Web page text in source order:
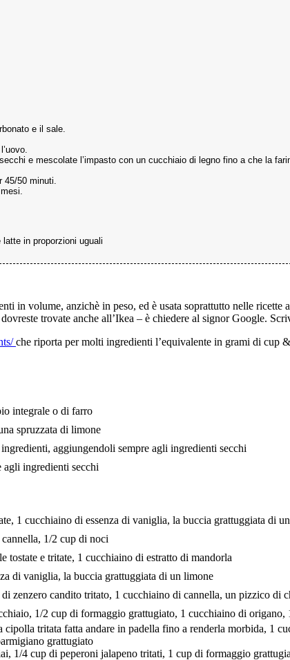
e il sale.
e mescolate l’impasto con un cucchiaio di legno fino a che la
50 minuti.
in proporzioni uguali
in volume, anzichè in peso, ed è usata soprattutto nelle
trovate anche all’Ikea – è chiedere al signor Google.
che riporta per molti ingredienti l’equivalente in grami di cup
integrale o di farro
spruzzata di limone
aggiungendoli sempre agli ingredienti secchi
agli ingredienti secchi
1 cucchiaino di essenza di vaniglia, la buccia grattuggiata di
1/2 cup di noci
tostate e tritate, 1 cucchiaino di estratto di mandorla
di vaniglia, la buccia grattuggiata di un limone
zenzero candito tritato, 1 cucchiaino di cannella, un pizzico di
1/2 cup di formaggio grattugiato, 1 cucchiaino di
tritata fatta andare in padella fino a renderla morbida, 1
grattugiato
1/4 cup di peperoni jalapeno tritati, 1 cup di formaggio